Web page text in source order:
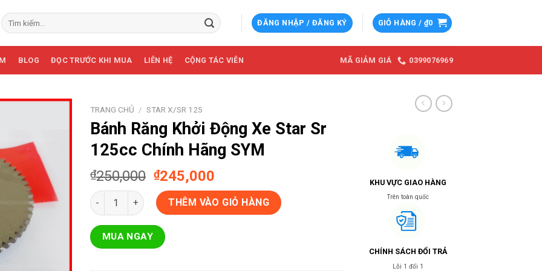
Tìm
kiếm:
ĐĂNG NHẬP / ĐĂNG KÝ GIỎ HÀNG / ₫0
BLOG ĐỌC TRƯỚC KHI MUA LIÊN HỆ CỘNG TÁC VIÊN MÃ GIẢM GIÁ 0399076969
TRANG CHỦ / STAR X/SR 125
Bánh Răng Khởi Động Xe Star Sr
125cc Chính Hãng SYM
₫250,000 Giá
gốc
là:
₫250,000.
₫245,000
hiện
tại
là:
Bánh Răng Khởi Động Xe Star Sr 125cc Chính Hãng SYM số lượng
THÊM VÀO GIỎ HÀNG
MUA NGAY
KHU VỰC GIAO HÀNG
Trên toàn quốc
CHÍNH SÁCH ĐỔI TRẢ
Lỗi 1 đổi 1